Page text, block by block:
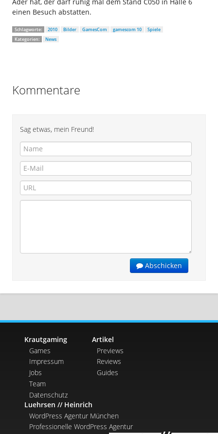
einen Besuch abstatten.
Schlagworte: 2010 Bilder GamesCom gamescom 10
Spiele
Kategorien:
News
Kommentare
Sag etwas, mein Freund!
Abschicken
Krautgaming
Games
Impressum
Jobs
Team
Datenschutz
Artikel
Previews
Reviews
Guides
Luehrsen // Heinrich
WordPress Agentur München
Professionelle WordPress Agentur